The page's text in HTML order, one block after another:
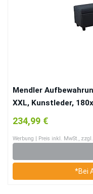
Mendler
XXL, Kunstleder,
234,99 €
Werbung | Preis inkl. MwSt.,
*Bei